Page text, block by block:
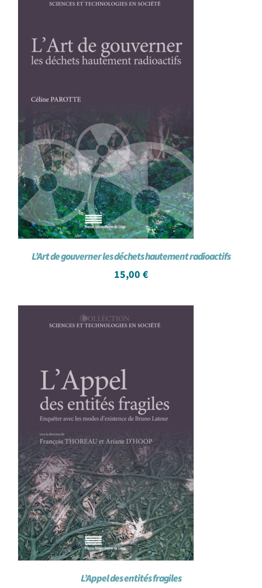
Panier WooCommerce
L’Art de gouverner les déchets hautement radioactifs
15,00 €
L’Appel des entités fragiles